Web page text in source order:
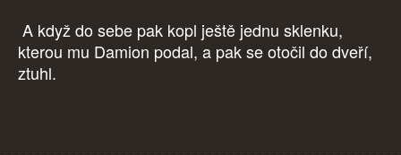
A když do sebe pak kopl ještě jednu sklenku,
kterou mu Damion podal, a pak se otočil do dveří,
ztuhl.